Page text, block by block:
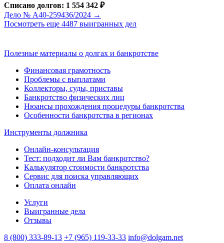
Списано долгов: 1 554 342 ₽
Дело № А40-259436/2024 →
Посмотреть еще 4487 выигранных дел
Полезные материалы о долгах и банкротстве
Финансовая грамотность
Проблемы с выплатами
Коллекторы, суды, приставы
Банкротство физических лиц
Нюансы прохождения процедуры банкротства
Особенности банкротства в регионах
Инструменты должника
Онлайн-консультация
Тест: подходит ли Вам банкротство?
Калькулятор стоимости банкротства
Сервис для поиска управляющих
Оплата онлайн
Услуги
Выигранные дела
Отзывы
8 (800) 333-89-13 +7 (965) 119-33-33 info@dolgam.net